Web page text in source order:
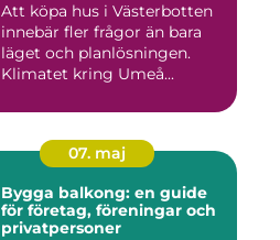
Att köpa hus i Västerbotten
innebär fler frågor än bara
läget och planlösningen.
Klimatet kring Umeå...
07. maj
Bygga balkong: en guide
för företag, föreningar och
privatpersoner